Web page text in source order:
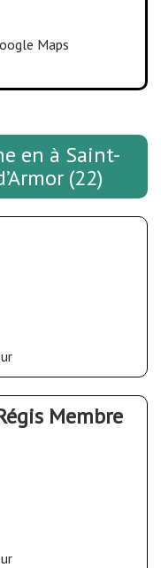
Maps
en à Saint-
(22)
Membre